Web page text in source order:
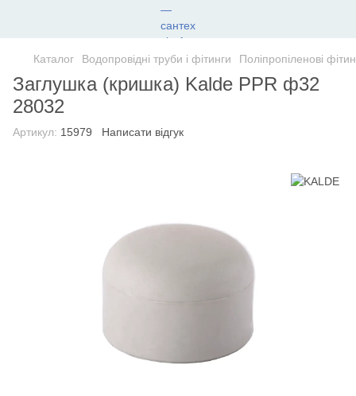
Каталог Водопровідні труби і фітинги Поліпропіленові
Заглушка (кришка) Kalde PPR ф32
28032
Артикул: 15979 Написати відгук